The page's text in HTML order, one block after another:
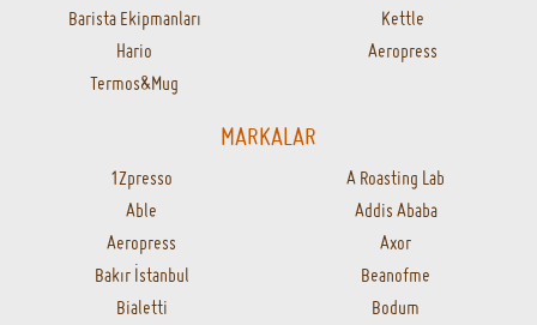
Barista Ekipmanları
Kettle
Hario
Aeropress
Termos&Mug
MARKALAR
1Zpresso
A Roasting Lab
Able
Addis Ababa
Aeropress
Axor
Bakır İstanbul
Beanofme
Bialetti
Bodum